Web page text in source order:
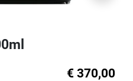
€ 370,00